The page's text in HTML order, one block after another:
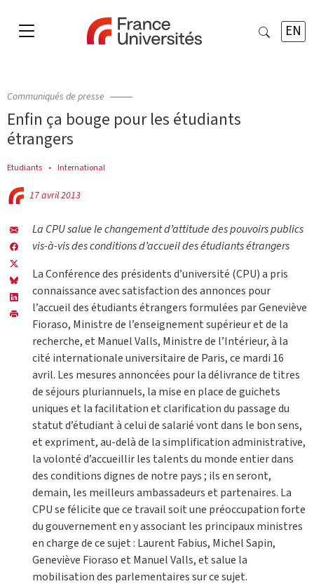
EN
Communiqués de presse
Enfin ça bouge pour les étudiants
étrangers
Etudiants International
17 avril 2013
La CPU salue le changement d’attitude des pouvoirs publics
vis-à-vis des conditions d’accueil des étudiants étrangers
La Conférence des présidents d’université (CPU) a pris
connaissance avec satisfaction des annonces pour
l’accueil des étudiants étrangers formulées par Geneviève
Fioraso, Ministre de l’enseignement supérieur et de la
recherche, et Manuel Valls, Ministre de l’Intérieur, à la
cité internationale universitaire de Paris, ce mardi 16
avril. Les mesures annoncées pour la délivrance de titres
de séjours pluriannuels, la mise en place de guichets
uniques et la facilitation et clarification du passage du
statut d’étudiant à celui de salarié vont dans le bon sens,
et expriment, au-delà de la simplification administrative,
la volonté d’accueillir les talents du monde entier dans
des conditions dignes de notre pays ; ils en seront,
demain, les meilleurs ambassadeurs et partenaires. La
CPU se félicite que ce travail soit une préoccupation forte
du gouvernement en y associant les principaux ministres
en charge de ce sujet : Laurent Fabius, Michel Sapin,
Geneviève Fioraso et Manuel Valls, et salue la
mobilisation des parlementaires sur ce sujet.